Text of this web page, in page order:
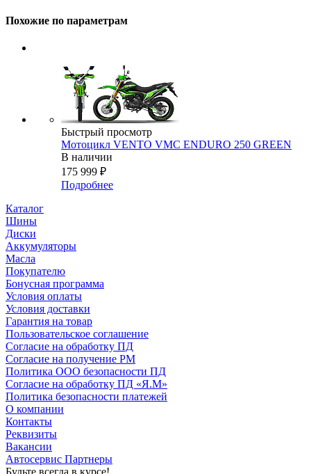
Похожие по параметрам
Быстрый просмотр
Мотоцикл VENTO VMC ENDURO 250 GREEN
В наличии
175 999 ₽
Подробнее
Каталог
Шины
Диски
Аккумуляторы
Масла
Покупателю
Бонусная программа
Условия оплаты
Условия доставки
Гарантия на товар
Пользовательское соглашение
Согласие на обработку ПД
Согласие на получение РМ
Политика ООО безопасности ПД
Согласие на обработку ПД «Я.М»
Политика безопасности платежей
О компании
Контакты
Реквизиты
Вакансии
Автосервис Партнеры